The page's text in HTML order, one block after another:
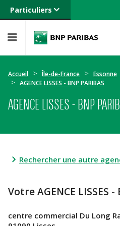
Particuliers
Banque privée
Entreprises
Accueil Île-de-France Essonne
AGENCE LISSES - BNP PARIBAS
AGENCE LISSES - BNP
Rechercher une autre
Votre AGENCE LISSES -
centre commercial Du Long